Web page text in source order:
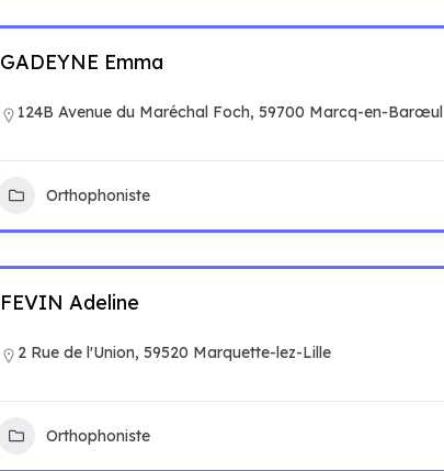
GADEYNE Emma
124B Avenue du Maréchal Foch, 59700 Marcq-en-Barœul
Orthophoniste
FEVIN Adeline
2 Rue de l'Union, 59520 Marquette-lez-Lille
Orthophoniste